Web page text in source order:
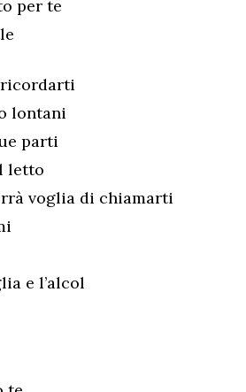
per te
lontani
parti
letto
voglia di chiamarti
e l’alcol